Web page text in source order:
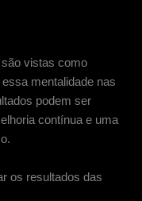
vistas como
mentalidade nas
podem ser
contínua e uma
os resultados das